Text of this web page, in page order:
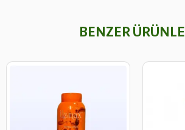
BENZER